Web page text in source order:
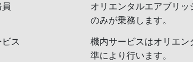
オリエンタルエアブリ
のみが乗務します。
ス
機内サービスはオリエン
準により行います。